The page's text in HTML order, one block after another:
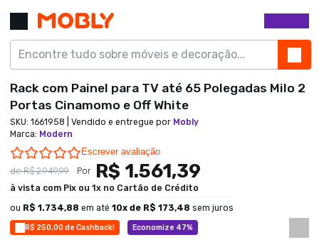
R$ 250,00 de Cashback! Economize 47%
Rack com Painel para TV até 65 Polegadas Milo 2
Portas Cinamomo e Off White
SKU: 1661958 | Vendido e entregue por Mobly
Marca: Modern
0.0 star rating
Escrever avaliação
deR$ 2.949,99 Por R$ 1.561,39
à vista com Pix ou 1x no Cartão de Crédito
ou R$ 1.734,88 em até 10x de R$ 173,48 sem juros